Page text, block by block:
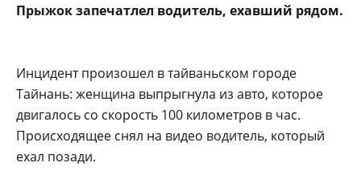
Прыжок запечатлел водитель, ехавший рядом.
Инцидент произошел в тайваньском городе
Тайнань: женщина выпрыгнула из авто, которое
двигалось со скорость 100 километров в час.
Происходящее снял на видео водитель, который
ехал позади.